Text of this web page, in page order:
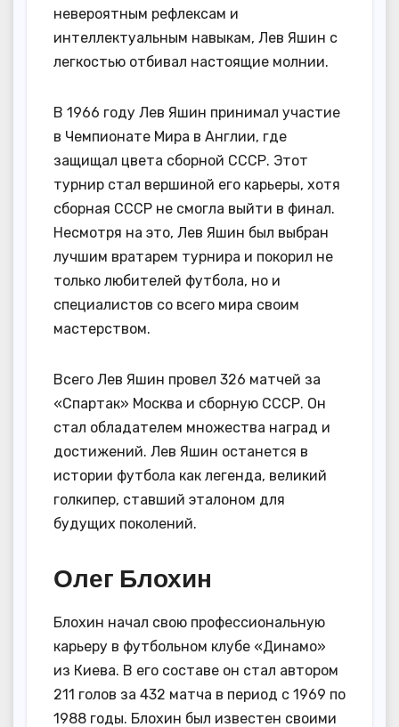
невероятным рефлексам и
интеллектуальным навыкам, Лев Яшин с
легкостью отбивал настоящие молнии.
В 1966 году Лев Яшин принимал участие
в Чемпионате Мира в Англии, где
защищал цвета сборной СССР. Этот
турнир стал вершиной его карьеры, хотя
сборная СССР не смогла выйти в финал.
Несмотря на это, Лев Яшин был выбран
лучшим вратарем турнира и покорил не
только любителей футбола, но и
специалистов со всего мира своим
мастерством.
Всего Лев Яшин провел 326 матчей за
«Спартак» Москва и сборную СССР. Он
стал обладателем множества наград и
достижений. Лев Яшин останется в
истории футбола как легенда, великий
голкипер, ставший эталоном для
будущих поколений.
Олег Блохин
Блохин начал свою профессиональную
карьеру в футбольном клубе «Динамо»
из Киева. В его составе он стал автором
211 голов за 432 матча в период с 1969 по
1988 годы. Блохин был известен своими